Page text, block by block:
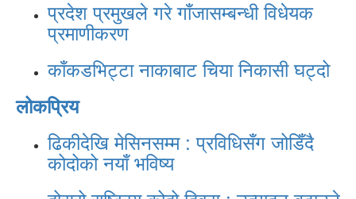
प्रदेश प्रमुखले गरे गाँजासम्बन्धी विधेयक
प्रमाणीकरण
काँकडभिट्टा नाकाबाट चिया निकासी घट्दो
लोकप्रिय
ढिकीदेखि मेसिनसम्म : प्रविधिसँग जोडिँदै
कोदोको नयाँ भविष्य